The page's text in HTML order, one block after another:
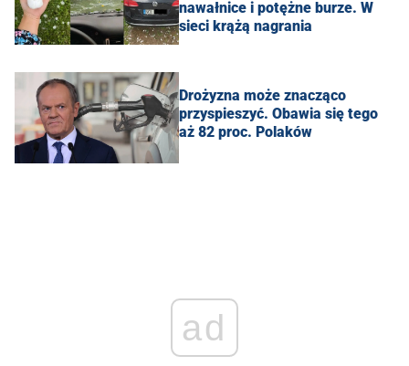
nawałnice i potężne burze. W
sieci krążą nagrania
Drożyzna może znacząco
przyspieszyć. Obawia się tego
aż 82 proc. Polaków
ad